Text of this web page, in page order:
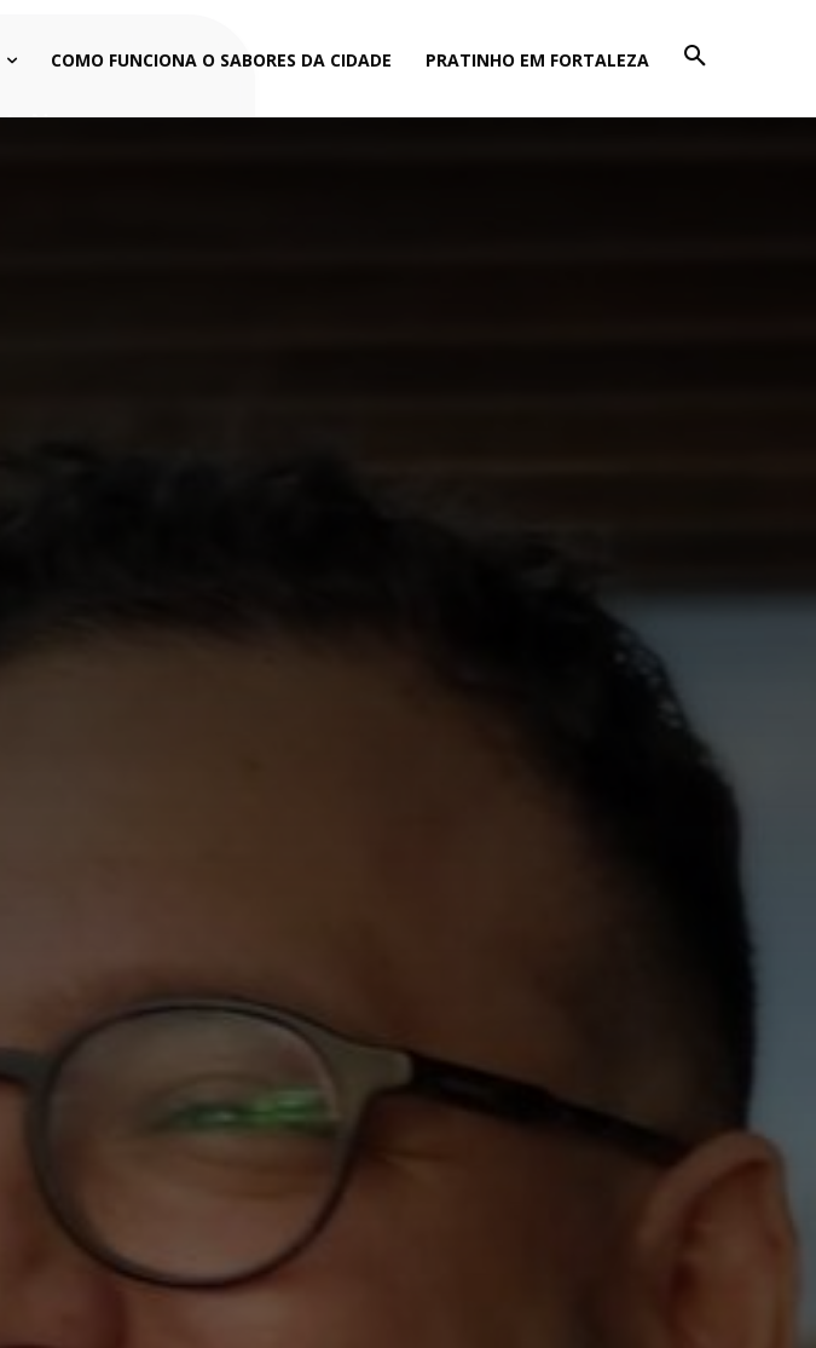
COMO FUNCIONA O SABORES DA CIDADE PRATINHO EM FORTALEZA